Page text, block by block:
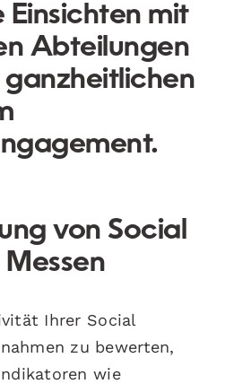
Einsichten mit
Abteilungen
von Social
Ihrer Social
zu bewerten,
wie